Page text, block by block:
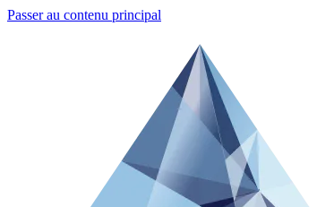
Passer au contenu principal